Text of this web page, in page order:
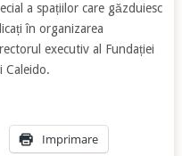
a spațiilor care găzduiesc
în organizarea
executiv al Fundației
Caleido.
Imprimare